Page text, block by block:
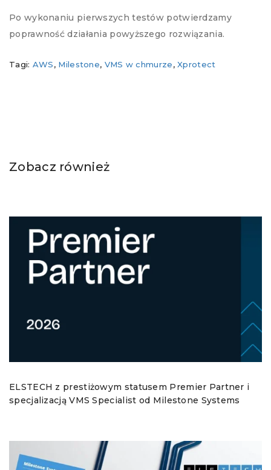
Po wykonaniu pierwszych testów potwierdzamy
poprawność działania powyższego rozwiązania.
Tagi: AWS, Milestone, VMS w chmurze,Xprotect
Zobacz również
ELSTECH z prestiżowym statusem Premier Partner i
specjalizacją VMS Specialist od Milestone Systems